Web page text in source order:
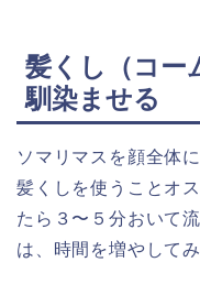
髪くし（コー
馴染ませる
ソマリマスを顔全体
髪くしを使うことオ
たら３〜５分おいて
は、時間を増やして